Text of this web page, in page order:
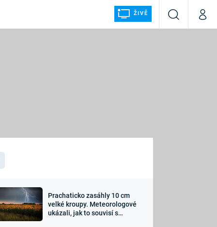
ŽIVĚ
VyhledáváníMůj
Sledujte nás
Prachaticko zasáhly 10 cm
velké kroupy. Meteorologové
ukázali, jak to souvisí s